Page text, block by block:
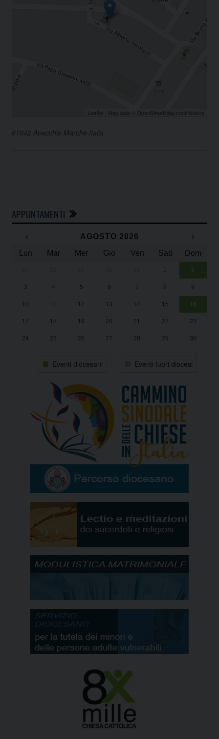
Leaflet | Map data © OpenStreetMap contributors
61042 Apecchio Marche Italia
APPUNTAMENTI
‹ AGOSTO 2026
›
Lun
Mar Mer Gio Ven Sab Dom
1 2
3 4 5 6 7 8 9
10 11 12 13 14 15 16
17 18 19 20 21 22 23
24 25 26 27 28 29 30
Eventi diocesani Eventi fuori diocesi